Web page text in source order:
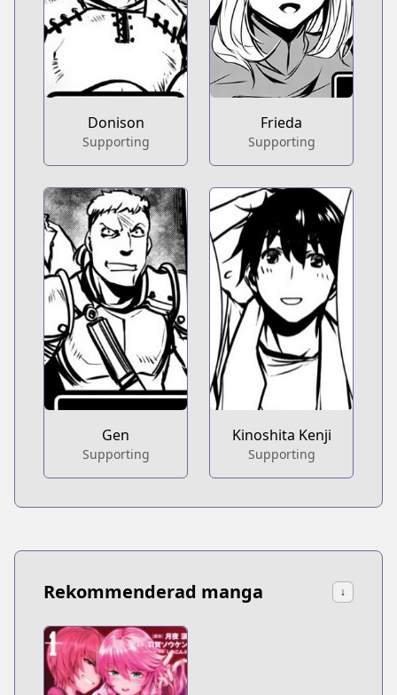
Donison
Supporting
Frieda
Supporting
Gen
Supporting
Kinoshita Kenji
Supporting
Rekommenderad manga ↓